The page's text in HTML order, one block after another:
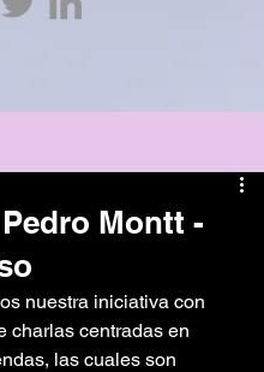
Montt -
nuestra iniciativa con
charlas centradas en
las cuales son